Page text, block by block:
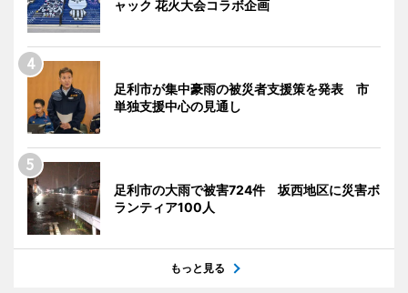
ャック 花火大会コラボ企画
足利市が集中豪雨の被災者支援策を発表 市
単独支援中心の見通し
足利市の大雨で被害724件 坂西地区に災害ボ
ランティア100人
もっと見る